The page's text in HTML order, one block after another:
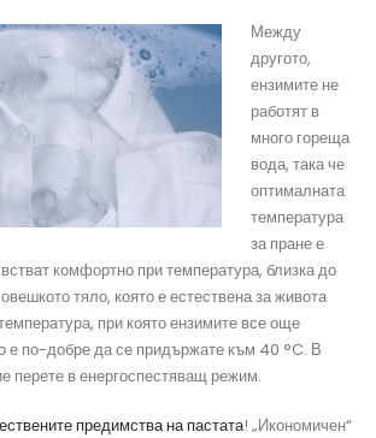
Между
другото,
ензимите не
работят в
много гореща
вода, така че
оптималната
температура
за пране е
комфортно при температура, близка до
тяло, която е естествена за живота
при която ензимите все още
е по-добре да се придържате към 40 °C. В
перете в енергоспестяващ режим.
предимства на пастата! „Икономичен“